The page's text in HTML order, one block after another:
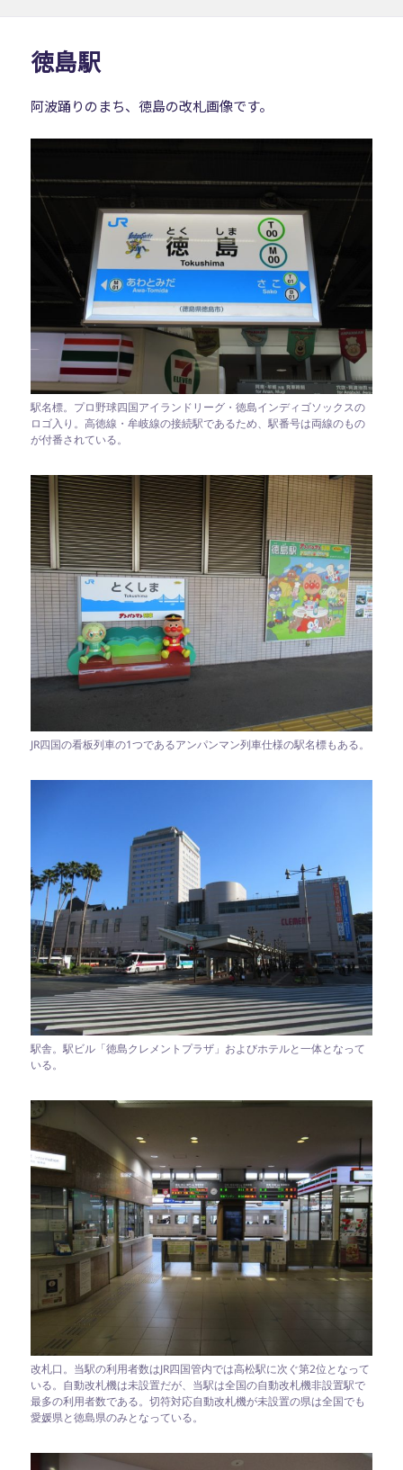
徳島駅
阿波踊りのまち、徳島の改札画像です。
駅名標。プロ野球四国アイランドリーグ・徳島インディゴソックスの
ロゴ入り。高徳線・牟岐線の接続駅であるため、駅番号は両線のもの
が付番されている。
JR四国の看板列車の1つであるアンパンマン列車仕様の駅名標もある。
駅舎。駅ビル「徳島クレメントプラザ」およびホテルと一体となって
いる。
改札口。当駅の利用者数はJR四国管内では高松駅に次ぐ第2位となって
いる。自動改札機は未設置だが、当駅は全国の自動改札機非設置駅で
最多の利用者数である。切符対応自動改札機が未設置の県は全国でも
愛媛県と徳島県のみとなっている。